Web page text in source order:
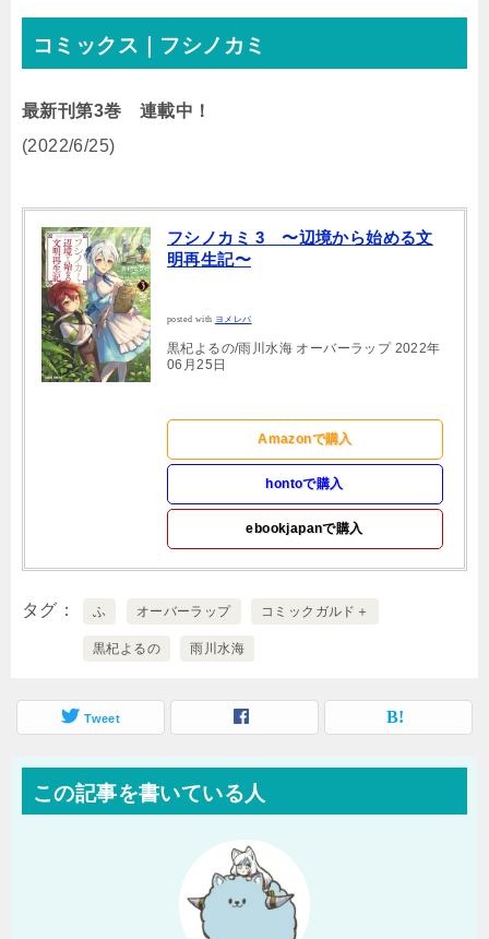
コミックス｜フシノカミ
最新刊第3巻 連載中！
(2022/6/25)
フシノカミ 3 〜辺境から始める文
明再生記〜
posted with ヨメレバ
黒杞よるの/雨川水海 オーバーラップ 2022年
06月25日
Amazonで購入
hontoで購入
ebookjapanで購入
タグ ふ オーバーラップ コミックガルド＋
黒杞よるの 雨川水海
Tweet
この記事を書いている人